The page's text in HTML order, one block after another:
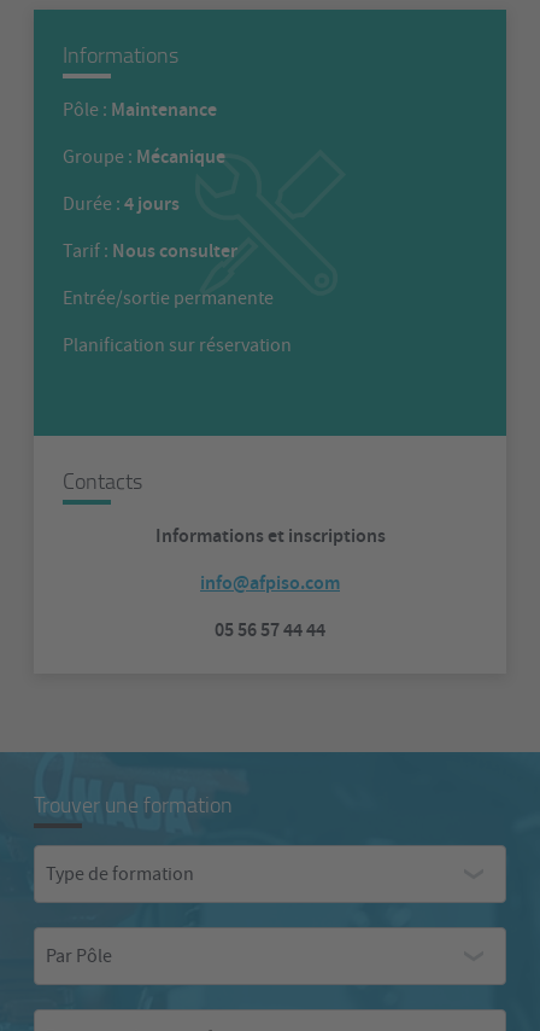
Informations
Pôle : Maintenance
Groupe : Mécanique
Durée : 4 jours
Tarif : Nous consulter
Entrée/sortie permanente
Planification sur réservation
Contacts
Informations et inscriptions
info@afpiso.com
05 56 57 44 44
Trouver une formation
de
Type de formation
Pôle
Par Pôle